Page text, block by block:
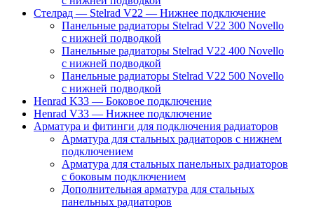
Стелрад — Stelrad V22 — Нижнее подключение
Панельные радиаторы Stelrad V22 300 Novello
с нижней подводкой
Панельные радиаторы Stelrad V22 400 Novello
с нижней подводкой
Панельные радиаторы Stelrad V22 500 Novello
с нижней подводкой
Henrad K33 — Боковое подключение
Henrad V33 — Нижнее подключение
Арматура и фитинги для подключения радиаторов
Арматура для стальных радиаторов с нижнем
подключением
Арматура для стальных панельных радиаторов
с боковым подключением
Дополнительная арматура для стальных
панельных радиаторов